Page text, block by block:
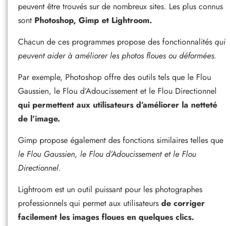
peuvent être trouvés sur de nombreux sites. Les plus connus
sont Photoshop, Gimp et Lightroom.
Chacun de ces programmes propose des fonctionnalités qui
peuvent aider à améliorer les photos floues ou déformées.
Par exemple, Photoshop offre des outils tels que le Flou
Gaussien, le Flou d’Adoucissement et le Flou Directionnel
qui permettent aux utilisateurs d’améliorer la netteté
de l’image.
Gimp propose également des fonctions similaires telles que
le Flou Gaussien, le Flou d’Adoucissement et le Flou
Directionnel.
Lightroom est un outil puissant pour les photographes
professionnels qui permet aux utilisateurs de corriger
facilement les images floues en quelques clics.